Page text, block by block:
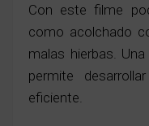
Con este filme
como acolchado
malas hierbas.
permite
eficiente.